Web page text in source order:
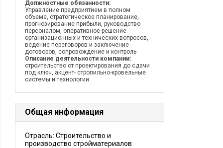
Должностные обязанности:
Управление предприятием в полном
объеме, стратегическое планирование,
прогнозирование прибыли, руководство
персоналом, оперативное решение
организационных и технических вопросов,
ведение переговоров и заключение
договоров, сопровождение и контроль
Описание деятельности компании:
строительство от проектирования до сдачи
под ключ, акцент- стропильно-кровельные
системы и технологии
Общая информация
Отрасль: Строительство и
производство стройматериалов